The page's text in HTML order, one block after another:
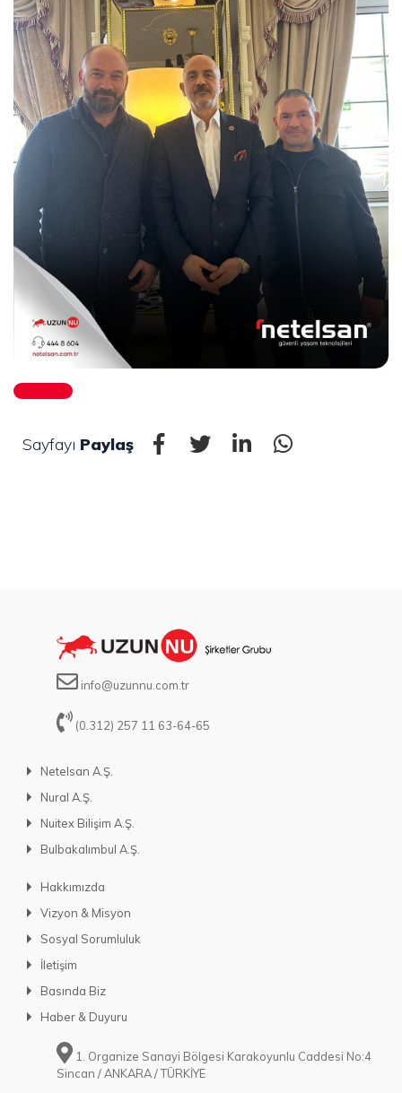
Sayfayı Paylaş
info@uzunnu.com.tr
(0.312) 257 11 63-64-65
Netelsan A.Ş.
Nural A.Ş.
Nuitex Bilişim A.Ş.
Bulbakalımbul A.Ş.
Hakkımızda
Vizyon & Misyon
Sosyal Sorumluluk
İletişim
Basında Biz
Haber & Duyuru
1. Organize Sanayi Bölgesi Karakoyunlu Caddesi No:4
Sincan / ANKARA / TÜRKİYE